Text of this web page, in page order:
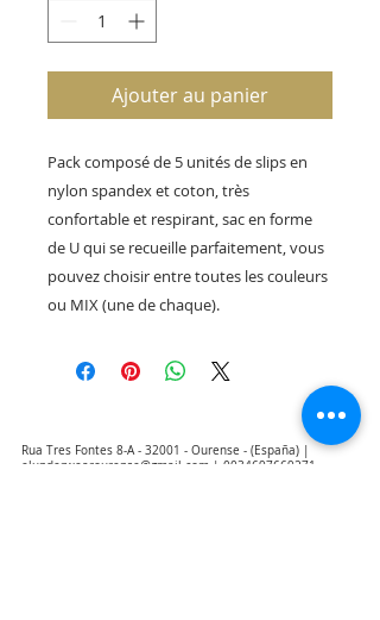
Ajouter au panier
Pack composé de 5 unités de slips en
nylon spandex et coton, très
confortable et respirant, sac en forme
de U qui se recueille parfaitement, vous
pouvez choisir entre toutes les couleurs
ou MIX (une de chaque).
Rua Tres Fontes 8-A - 32001 - Ourense - (España) |
elunderwearourense@gmail.com | 0034697669271